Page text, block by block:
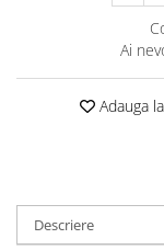
Ai
Adauga
Descriere